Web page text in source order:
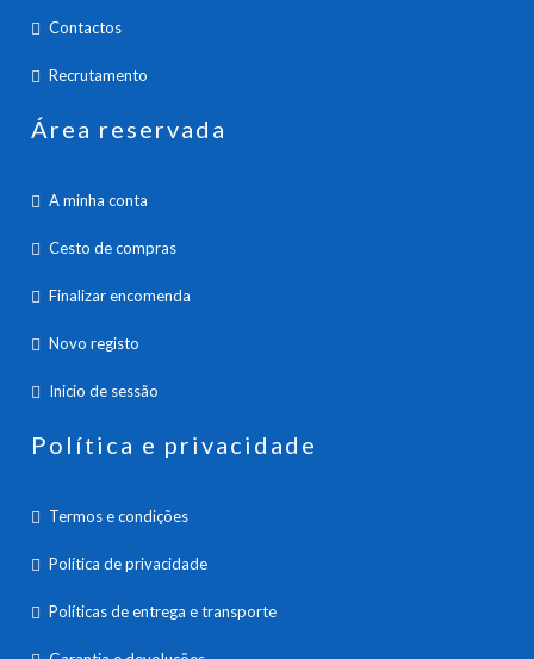
Contactos
Recrutamento
Área reservada
A minha conta
Cesto de compras
Finalizar encomenda
Novo registo
Inicio de sessão
Política e privacidade
Termos e condições
Política de privacidade
Políticas de entrega e transporte